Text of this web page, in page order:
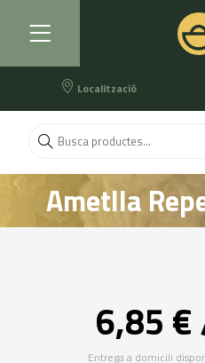
Localització
Ametlla
6,85
Entrega a domicili